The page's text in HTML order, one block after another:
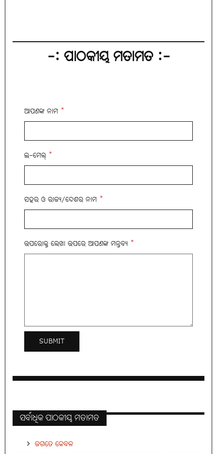
-: ପାଠକୀୟ ମତାମତ :-
ଆପଣଙ୍କ ନାମ *
ଇ-ମେଲ୍ *
ସହର ଓ ରାଜ୍ୟ/ଦେଶର ନାମ *
ଉପରୋକ୍ତ ଲେଖା ଉପରେ ଆପଣଙ୍କ ମନ୍ତବ୍ୟ *
ସର୍ବାଧିକ ପାଠକୀୟ ମତାମତ
ଜଗତେ କେବଳ